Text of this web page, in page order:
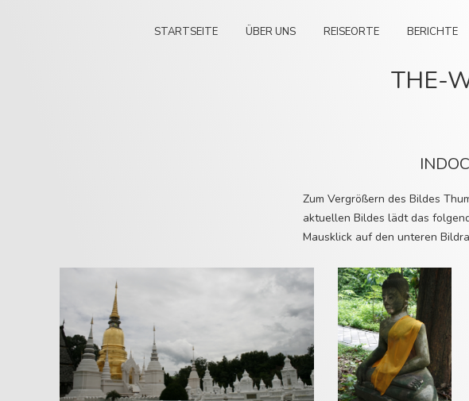
STARTSEITE ÜBER UNS REISEORTE BERICHTE
THE-
Zum Vergrößern des Bildes
aktuellen Bildes lädt das
Mausklick auf den unteren